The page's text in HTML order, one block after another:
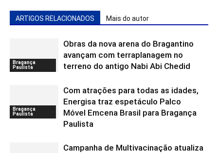
ARTIGOS RELACIONADOS Mais do autor
Bragança
Paulista
Obras da nova arena do Bragantino
avançam com terraplanagem no
terreno do antigo Nabi Abi Chedid
Bragança
Paulista
Com atrações para todas as idades,
Energisa traz espetáculo Palco
Móvel Emcena Brasil para Bragança
Paulista
Campanha de Multivacinação atualiza